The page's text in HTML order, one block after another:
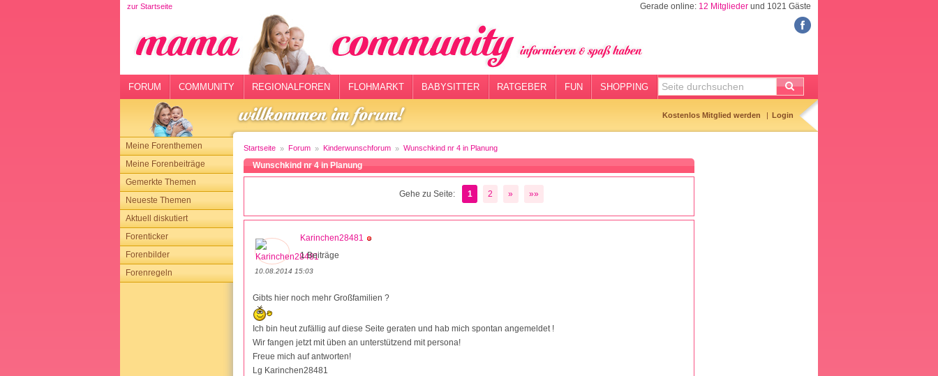
zur Startseite Gerade online: 12 Mitglieder und 1021 Gäste
FORUM COMMUNITY REGIONALFOREN FLOHMARKT BABYSITTER RATGEBER FUN SHOPPING
Kostenlos Mitglied werden Login
Meine Forenthemen
Meine Forenbeiträge
Gemerkte Themen
Neueste Themen
Aktuell diskutiert
Forenticker
Forenbilder
Forenregeln
Startseite Forum Kinderwunschforum Wunschkind nr 4 in Planung
Wunschkind nr 4 in Planung
Gehe zu Seite: 1 2 » »»
Karinchen28481
1 Beiträge
10.08.2014 15:03
Gibts hier noch mehr Großfamilien ?
Ich bin heut zufällig auf diese Seite geraten und hab mich spontan angemeldet !
Wir fangen jetzt mit üben an unterstützend mit persona!
Freue mich auf antworten!
Lg Karinchen28481